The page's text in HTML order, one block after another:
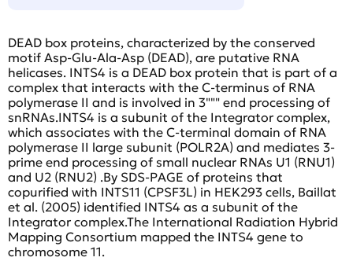
DEAD box proteins, characterized by the conserved
motif Asp-Glu-Ala-Asp (DEAD), are putative RNA
helicases. INTS4 is a DEAD box protein that is part of a
complex that interacts with the C-terminus of RNA
polymerase II and is involved in 3""" end processing of
snRNAs.INTS4 is a subunit of the Integrator complex,
which associates with the C-terminal domain of RNA
polymerase II large subunit (POLR2A) and mediates 3-
prime end processing of small nuclear RNAs U1 (RNU1)
and U2 (RNU2) .By SDS-PAGE of proteins that
copurified with INTS11 (CPSF3L) in HEK293 cells, Baillat
et al. (2005) identified INTS4 as a subunit of the
Integrator complex.The International Radiation Hybrid
Mapping Consortium mapped the INTS4 gene to
chromosome 11.